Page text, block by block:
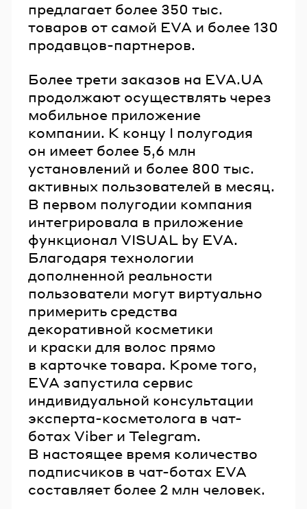
предлагает более 350 тыс.
товаров от самой EVA и более 130
продавцов-партнеров.
Более трети заказов на EVA.UA
продолжают осуществлять через
мобильное приложение
компании. К концу I полугодия
он имеет более 5,6 млн
установлений и более 800 тыс.
активных пользователей в месяц.
В первом полугодии компания
интегрировала в приложение
функционал VISUAL by EVA.
Благодаря технологии
дополненной реальности
пользователи могут виртуально
примерить средства
декоративной косметики
и краски для волос прямо
в карточке товара. Кроме того,
EVA запустила сервис
индивидуальной консультации
эксперта-косметолога в чат-
ботах Viber и Telegram.
В настоящее время количество
подписчиков в чат-ботах EVA
составляет более 2 млн человек.